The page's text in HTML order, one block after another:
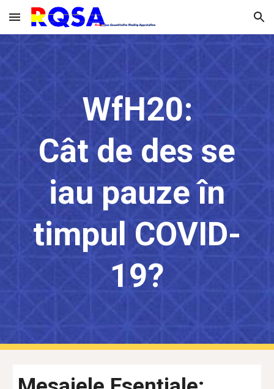
Skip to main content Skip to navigation
WfH20:
Cât de des se
iau pauze în
timpul COVID-
19?